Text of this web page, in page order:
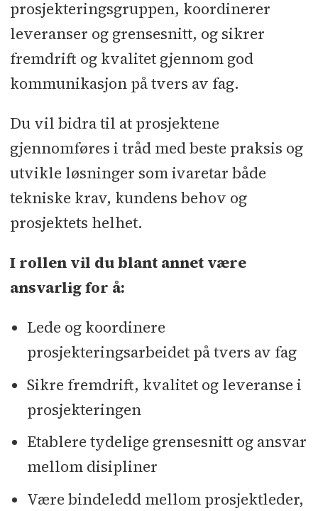
prosjekteringsgruppen, koordinerer
leveranser og grensesnitt, og sikrer
fremdrift og kvalitet gjennom god
kommunikasjon på tvers av fag.
Du vil bidra til at prosjektene
gjennomføres i tråd med beste praksis og
utvikle løsninger som ivaretar både
tekniske krav, kundens behov og
prosjektets helhet.
I rollen vil du blant annet være
ansvarlig for å:
Lede og koordinere
prosjekteringsarbeidet på tvers av fag
Sikre fremdrift, kvalitet og leveranse i
prosjekteringen
Etablere tydelige grensesnitt og ansvar
mellom disipliner
Være bindeledd mellom prosjektleder,